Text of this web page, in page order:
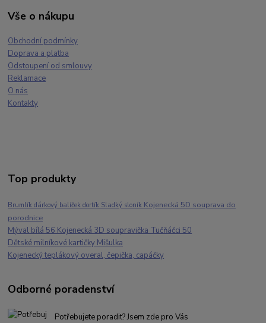
Vše o nákupu
Obchodní podmínky
Doprava a platba
Odstoupení od smlouvy
Reklamace
O nás
Kontakty
Top produkty
Brumlík dárkový balíček dortík Sladký sloník Kojenecká 5D souprava do
porodnice
Mýval bílá 56 Kojenecká 3D soupravička Tučňáčci 50
Dětské milníkové kartičky Mišulka
Kojenecký teplákový overal, čepička, capáčky
Odborné poradenství
Potřebujete poradit? Jsem zde pro Vás